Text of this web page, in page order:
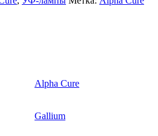
Alpha Cure
Gallium